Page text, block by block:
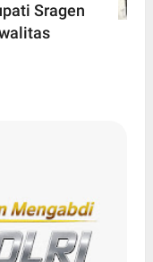
Sragen